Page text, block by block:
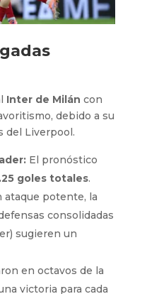
Inter de Milán con
debido a su
del Liverpool.
El pronóstico
goles totales.
potente, la
consolidadas
sugieren un
en octavos de la
victoria para cada